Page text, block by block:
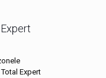
Expert